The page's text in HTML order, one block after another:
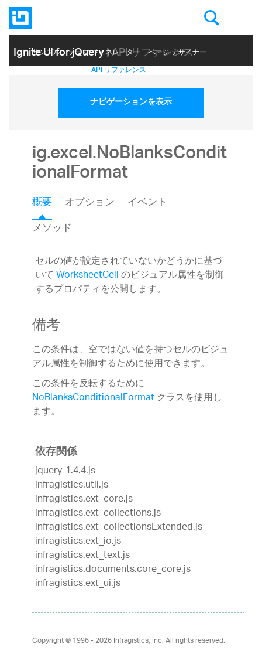
Ignite UI for jQuery| API リファレンス
サンプル テーマ ジェネレーター ページ デザイナー
ヘルプ トピック API リファレンス
ナビゲーションを表示
ig.excel.NoBlanksCondit
ionalFormat
概要 オプション
イベント
メソッド
セルの値が設定されていないかどうかに基づ
いてWorksheetCellのビジュアル属性を制御
するプロパティを公開します。
備考
この条件は、空ではない値を持つセルのビジュ
アル属性を制御するために使用できます。
この条件を反転するために
NoBlanksConditionalFormatクラスを使用し
ます。
依存関係
jquery-1.4.4.js
infragistics.util.js
infragistics.ext_core.js
infragistics.ext_collections.js
infragistics.ext_collectionsExtended.js
infragistics.ext_io.js
infragistics.ext_text.js
infragistics.documents.core_core.js
infragistics.ext_ui.js
Copyright © 1996 - 2026Infragistics, Inc. All rights reserved.